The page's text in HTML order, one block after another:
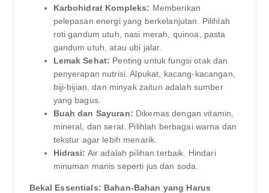
Karbohidrat Kompleks: Memberikan
pelepasan energi yang berkelanjutan. Pilihlah
roti gandum utuh, nasi merah, quinoa, pasta
gandum utuh, atau ubi jalar.
Lemak Sehat: Penting untuk fungsi otak dan
penyerapan nutrisi. Alpukat, kacang-kacangan,
biji-bijian, dan minyak zaitun adalah sumber
yang bagus.
Buah dan Sayuran: Dikemas dengan vitamin,
mineral, dan serat. Pilihlah berbagai warna dan
tekstur agar lebih menarik.
Hidrasi: Air adalah pilihan terbaik. Hindari
minuman manis seperti jus dan soda.
Bekal Essentials: Bahan-Bahan yang Harus